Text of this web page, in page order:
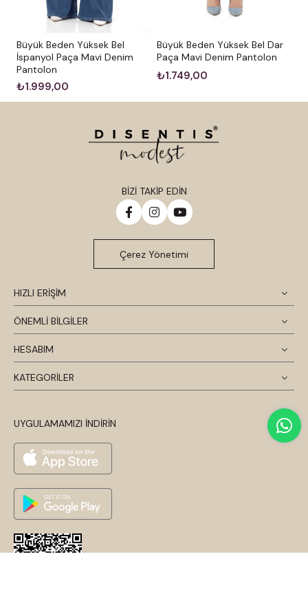
Büyük Beden Yüksek Bel
İspanyol Paça Mavi Denim
Pantolon
₺1.999,00
Büyük Beden Yüksek Bel Dar
Paça Mavi Denim Pantolon
₺1.749,00
HIZLI ERİŞİM
ÖNEMLİ BİLGİLER
HESABIM
KATEGORİLER
UYGULAMAMIZI İNDİRİN
BİZİ TAKİP EDİN
Çerez Yönetimi